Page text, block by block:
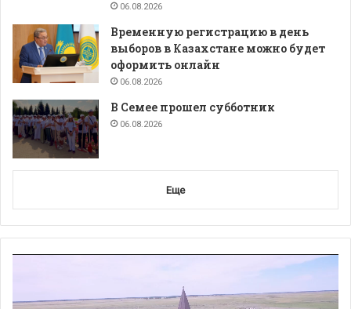
06.08.2026
Временную регистрацию в день
выборов в Казахстане можно будет
оформить онлайн
06.08.2026
В Семее прошел субботник
06.08.2026
Еще